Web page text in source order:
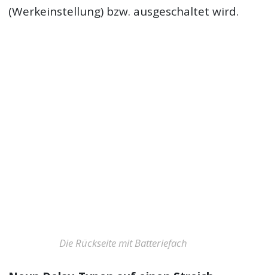
(Werkeinstellung) bzw. ausgeschaltet wird.
Die Rückseite mit Batteriefach